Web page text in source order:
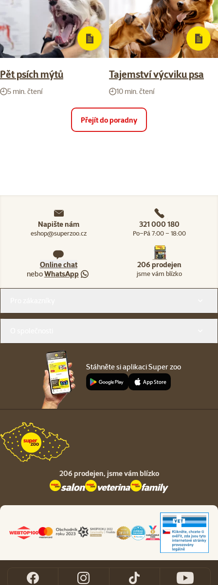
Pět psích mýtů
5 min. čtení
Tajemství výcviku psa
10 min. čtení
Přejít do poradny
Napište nám
eshop@superzoo.cz
321 000 180
Po–Pá 7:00 – 18:00
Online chat
neboWhatsApp
206 prodejen
jsme vám blízko
Stáhněte si aplikaci Super zoo
206 prodejen, jsme vám blízko